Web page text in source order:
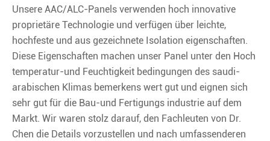
Unsere AAC/ALC-Panels verwenden hoch innovative
proprietäre Technologie und verfügen über leichte,
hochfeste und aus gezeichnete Isolation eigenschaften.
Diese Eigenschaften machen unser Panel unter den Hoch
temperatur-und Feuchtigkeit bedingungen des saudi-
arabischen Klimas bemerkens wert gut und eignen sich
sehr gut für die Bau-und Fertigungs industrie auf dem
Markt. Wir waren stolz darauf, den Fachleuten von Dr.
Chen die Details vorzustellen und nach umfassenderen